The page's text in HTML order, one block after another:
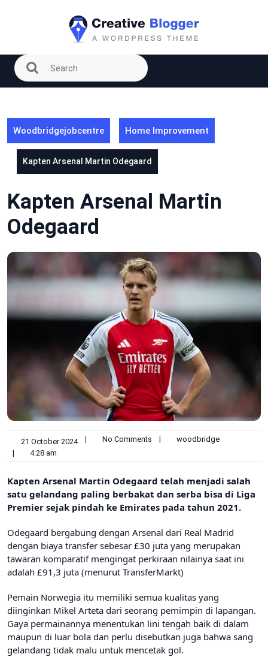
Woodbridgejobcentre Home Improvement
Kapten Arsenal Martin Odegaard
Kapten Arsenal Martin
Odegaard
21 October 2024 | No Comments |
woodbridge
|
4:28 am
Kapten Arsenal Martin Odegaard telah menjadi salah
satu gelandang paling berbakat dan serba bisa di Liga
Premier sejak pindah ke Emirates pada tahun 2021.
Odegaard bergabung dengan Arsenal dari Real Madrid
dengan biaya transfer sebesar £30 juta yang merupakan
tawaran komparatif mengingat perkiraan nilainya saat ini
adalah £91,3 juta (menurut TransferMarkt)
Pemain Norwegia itu memiliki semua kualitas yang
diinginkan Mikel Arteta dari seorang pemimpin di lapangan.
Gaya permainannya menentukan lini tengah baik di dalam
maupun di luar bola dan perlu disebutkan juga bahwa sang
gelandang tidak malu untuk mencetak gol.